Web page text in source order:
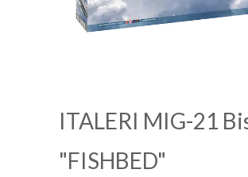
ITALERI MIG-21
"FISHBED"